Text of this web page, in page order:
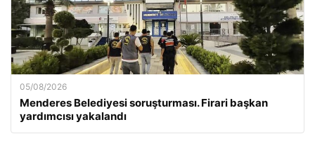
05/08/2026
Menderes Belediyesi soruşturması. Firari başkan
yardımcısı yakalandı